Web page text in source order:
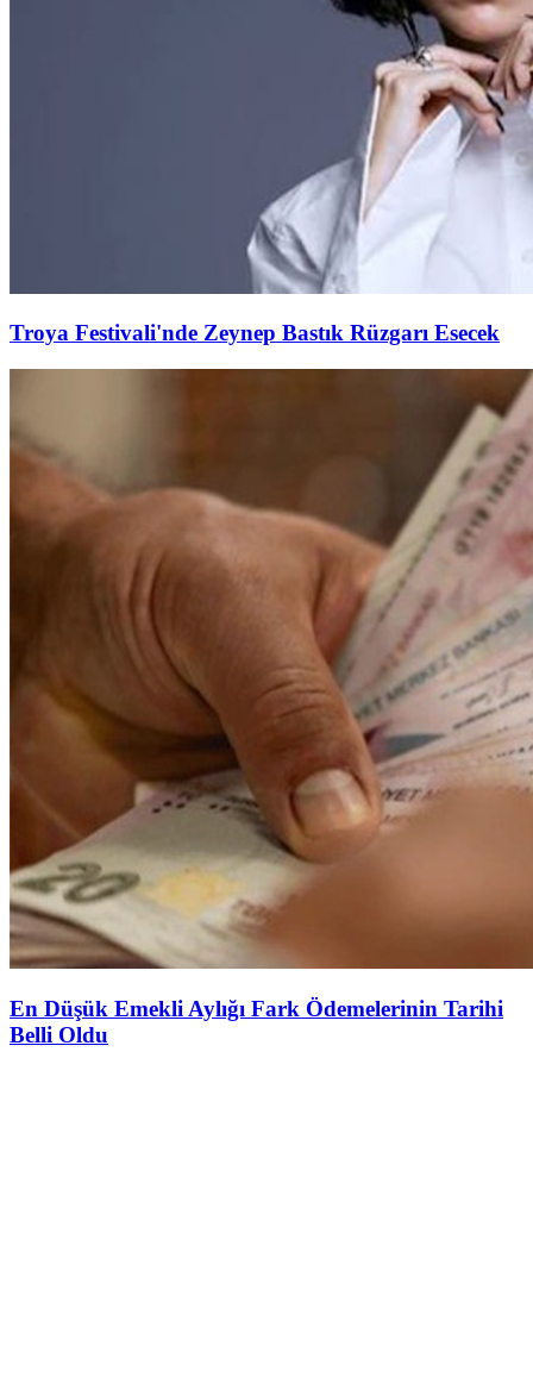
Troya Festivali'nde Zeynep Bastık Rüzgarı Esecek
En Düşük Emekli Aylığı Fark Ödemelerinin Tarihi
Belli Oldu